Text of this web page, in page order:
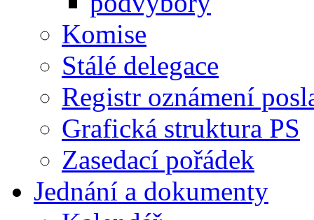
Komise
Stálé delegace
Registr oznámení
Grafická struktura PS
Zasedací pořádek
Jednání a dokumenty